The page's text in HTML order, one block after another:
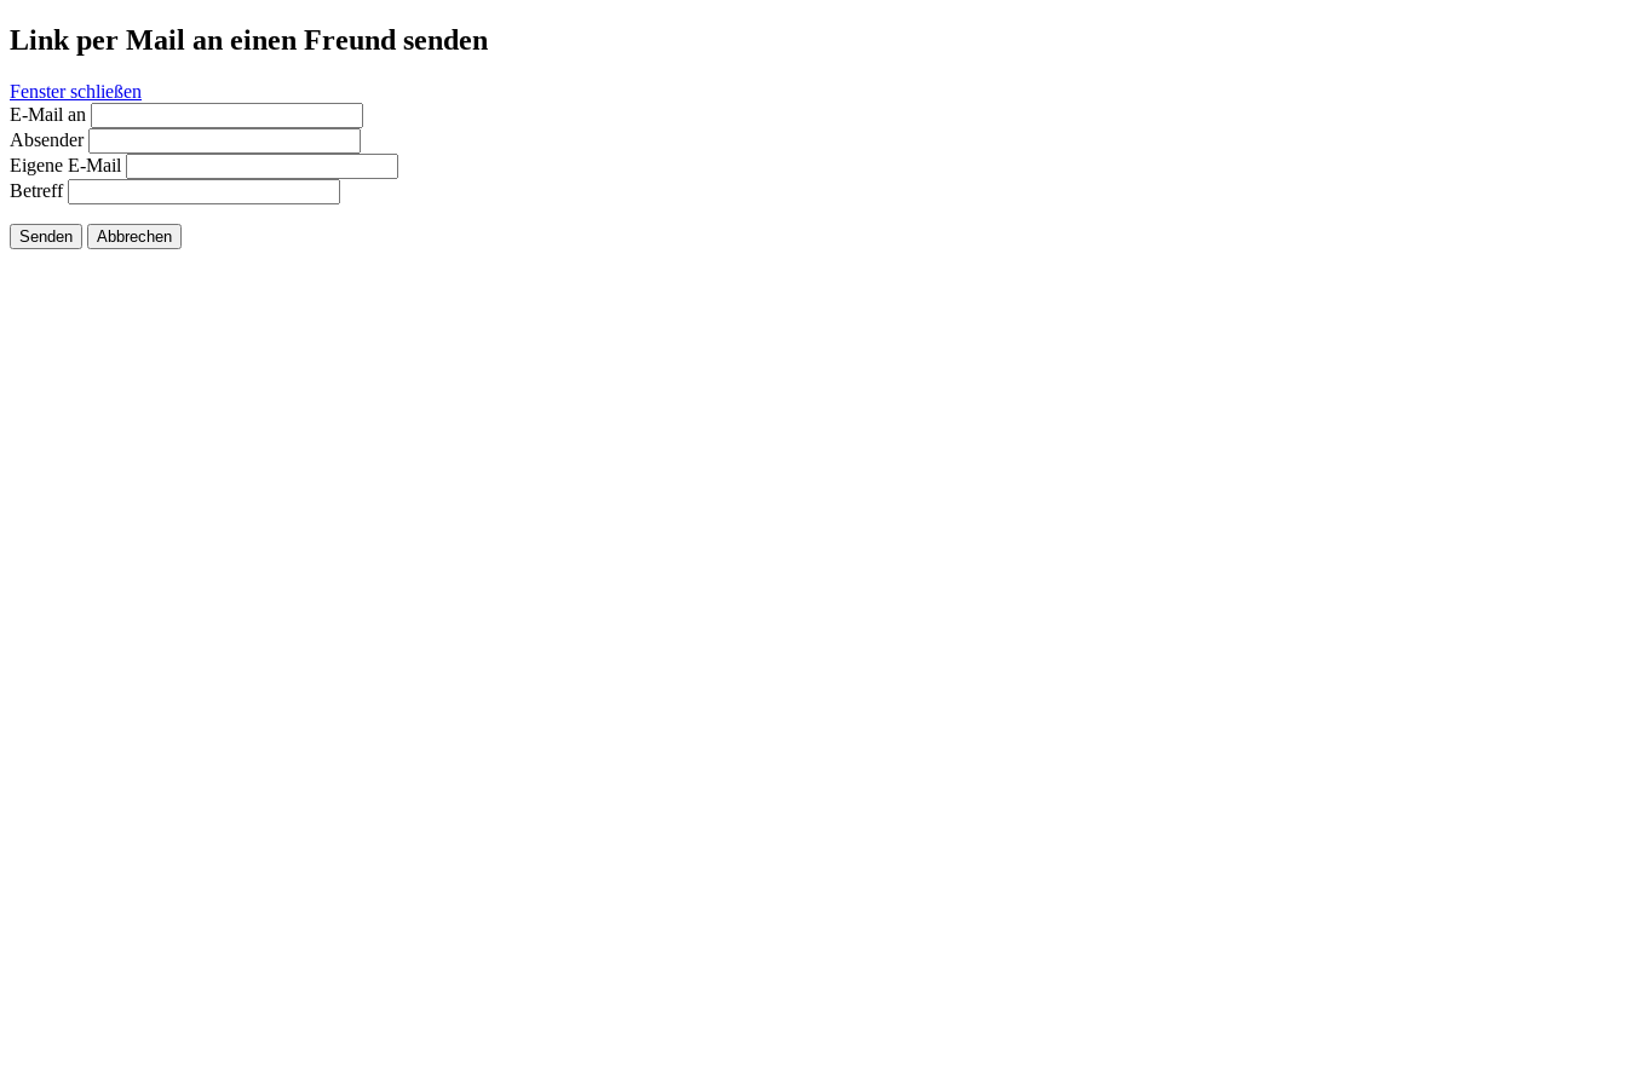
Link per Mail an einen Freund senden
Fenster schließen
E-Mail an
Absender
Eigene E-Mail
Betreff
Senden Abbrechen